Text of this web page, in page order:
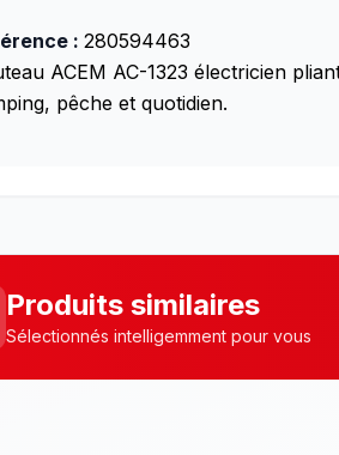
: 280594463
ACEM AC-1323 électricien
pêche et quotidien.
Produits similaires
Sélectionnés intelligemment pour vous